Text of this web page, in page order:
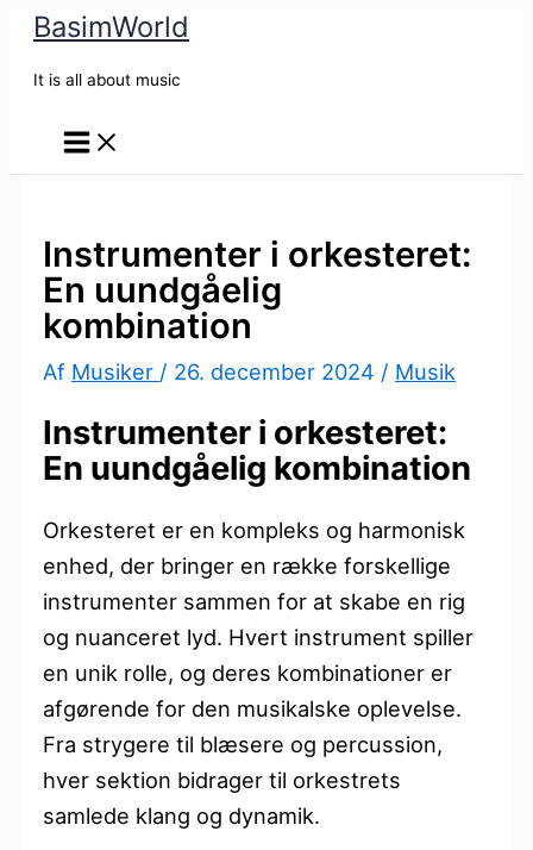
BasimWorld
It is all about music
Instrumenter i orkesteret:
En uundgåelig
kombination
Af Musiker / 26. december 2024 / Musik
Instrumenter i orkesteret:
En uundgåelig kombination
Orkesteret er en kompleks og harmonisk
enhed, der bringer en række forskellige
instrumenter sammen for at skabe en rig
og nuanceret lyd. Hvert instrument spiller
en unik rolle, og deres kombinationer er
afgørende for den musikalske oplevelse.
Fra strygere til blæsere og percussion,
hver sektion bidrager til orkestrets
samlede klang og dynamik.